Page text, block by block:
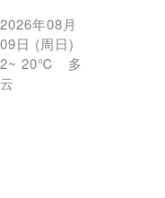
2026年08月
09日 (周日)
2~ 20℃
多
云